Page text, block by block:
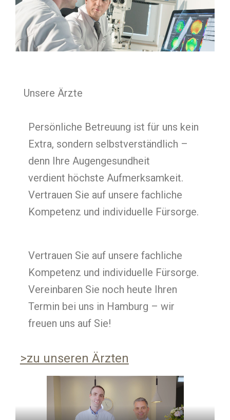
Unsere Ärzte
Persönliche Betreuung ist für uns kein
Extra, sondern selbstverständlich –
denn Ihre Augengesundheit
verdient höchste Aufmerksamkeit.
Vertrauen Sie auf unsere fachliche
Kompetenz und individuelle Fürsorge.
Vertrauen Sie auf unsere fachliche
Kompetenz und individuelle Fürsorge.
Vereinbaren Sie noch heute Ihren
Termin bei uns in Hamburg – wir
freuen uns auf Sie!
>zu unseren Ärzten